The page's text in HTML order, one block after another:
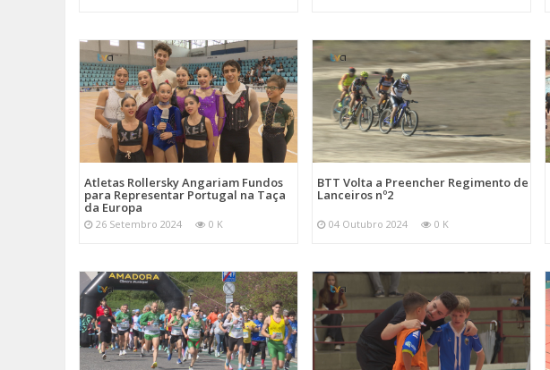
Atletas Rollersky Angariam Fundos
para Representar Portugal na Taça
da Europa
26 Setembro 2024 0 K
BTT Volta a Preencher Regimento de
Lanceiros nº2
04 Outubro 2024 0 K